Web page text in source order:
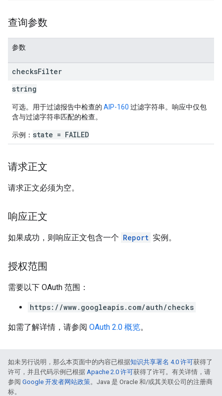
查询参数
参数
checksFilter
string
可选。用于过滤报告中检查的 AIP-160 过滤字符串。响应中仅包
含与过滤字符串匹配的检查。
示例： state = FAILED
请求正文
请求正文必须为空。
响应正文
如果成功，则响应正文包含一个 Report 实例。
授权范围
需要以下 OAuth 范围：
https://www.googleapis.com/auth/checks
如需了解详情，请参阅 OAuth 2.0 概览。
如未另行说明，那么本页面中的内容已根据知识共享署名 4.0 许可获得了
许可，并且代码示例已根据 Apache 2.0 许可获得了许可。有关详情，请
参阅 Google 开发者网站政策。Java 是 Oracle 和/或其关联公司的注册商
标。